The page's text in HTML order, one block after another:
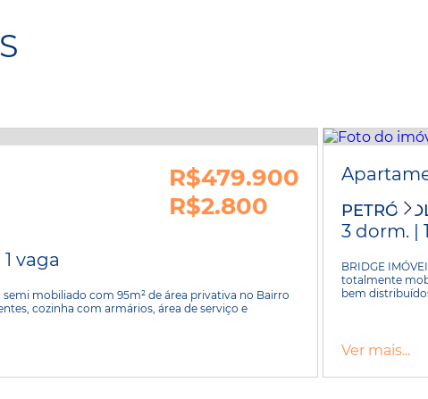
R$479.900
R$2.800
vaga
mobiliado com 95m² de área privativa no Bairro
cozinha com armários, área de serviço e
3 dorm. |
BRIDGE
totalmente
bem
Ver mais...